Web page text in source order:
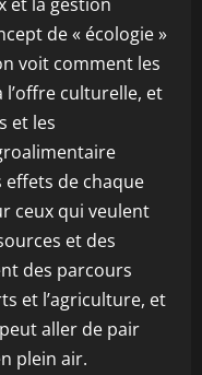
de « écologie »
voit comment les
culturelle, et
et les
de chaque
ceux qui veulent
et des
des parcours
et l’agriculture, et
aller de pair
plein air.